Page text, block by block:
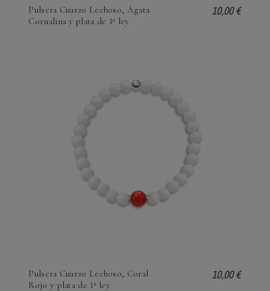
Pulsera Cuarzo Lechoso, Ágata
Cornalina y plata de 1ª ley
10,00 €
Pulsera Cuarzo Lechoso, Coral
Rojo y plata de 1ª ley
10,00 €